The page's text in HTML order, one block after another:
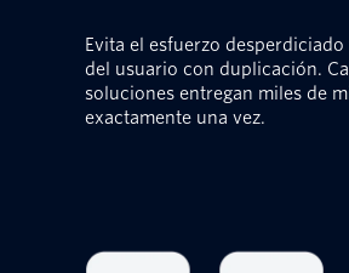
Evita el esfuerzo
del usuario con duplicación.
soluciones entregan miles de
exactamente una vez.